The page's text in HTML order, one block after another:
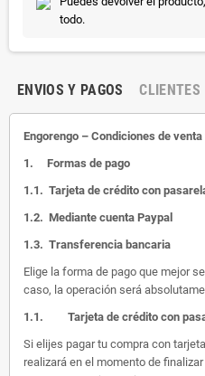
todo.
ENVIOS Y PAGOS CLIENTES
Engorengo – Condiciones de
1. Formas de pago
1.1. Tarjeta de crédito con
1.2. Mediante cuenta Paypal
1.3. Transferencia bancaria
Elige la forma de pago que mejor
caso, la operación será
1.1. Tarjeta de crédito con
Si elijes pagar tu compra con
realizará en el momento de